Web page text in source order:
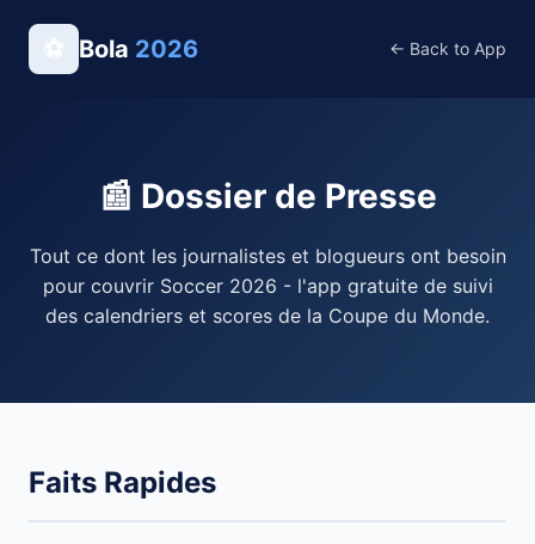
Bola 2026 ← Back to App
📰 Dossier de Presse
Tout ce dont les journalistes et blogueurs ont besoin
pour couvrir Soccer 2026 - l'app gratuite de suivi
des calendriers et scores de la Coupe du Monde.
Faits Rapides